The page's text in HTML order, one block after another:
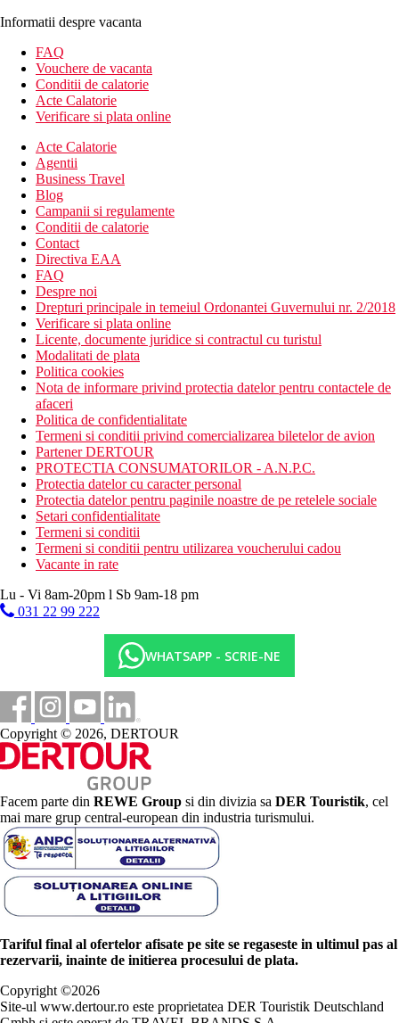
Informatii despre vacanta
FAQ
Vouchere de vacanta
Conditii de calatorie
Acte Calatorie
Verificare si plata online
Acte Calatorie
Agentii
Business Travel
Blog
Campanii si regulamente
Conditii de calatorie
Contact
Directiva EAA
FAQ
Despre noi
Drepturi principale in temeiul Ordonantei Guvernului nr. 2/2018
Verificare si plata online
Licente, documente juridice si contractul cu turistul
Modalitati de plata
Politica cookies
Nota de informare privind protectia datelor pentru contactele de
afaceri
Politica de confidentialitate
Termeni si conditii privind comercializarea biletelor de avion
Partener DERTOUR
PROTECTIA CONSUMATORILOR - A.N.P.C.
Protectia datelor cu caracter personal
Protectia datelor pentru paginile noastre de pe retelele sociale
Setari confidentialitate
Termeni si conditii
Termeni si conditii pentru utilizarea voucherului cadou
Vacante in rate
Lu - Vi 8am-20pm l Sb 9am-18 pm
031 22 99 222
WHATSAPP - SCRIE-NE
Copyright © 2026, DERTOUR
Facem parte din REWE Group si din divizia sa DER Touristik, cel
mai mare grup central-european din industria turismului.
Tariful final al ofertelor afisate pe site se regaseste in ultimul pas al
rezervarii, inainte de initierea procesului de plata.
Copyright ©2026
Site-ul www.dertour.ro este proprietatea DER Touristik Deutschland